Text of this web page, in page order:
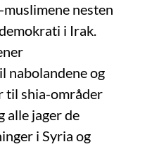
nesten
i Irak.
nabolandene og
til shia-områder
alle jager de
i Syria og